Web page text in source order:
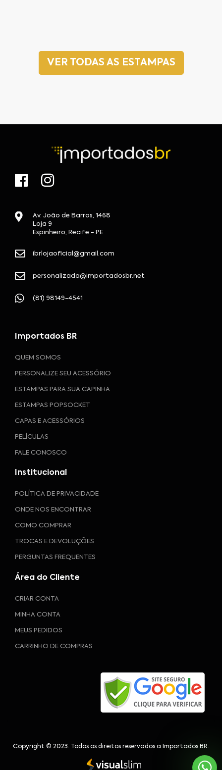
VER TODAS AS ESTAMPAS
Av. João de Barros, 1468
Loja 9
Espinheiro, Recife - PE
ibrlojaoficial@gmail.com
personalizada@importadosbr.net
(81) 98149-4541
Importados BR
QUEM SOMOS
PERSONALIZE SEU ACESSÓRIO
ESTAMPAS PARA SUA CAPINHA
ESTAMPAS POPSOCKET
CAPAS E ACESSÓRIOS
PELÍCULAS
FALE CONOSCO
Institucional
POLÍTICA DE PRIVACIDADE
ONDE NOS ENCONTRAR
COMO COMPRAR
TROCAS E DEVOLUÇÕES
PERGUNTAS FREQUENTES
Área do Cliente
CRIAR CONTA
MINHA CONTA
MEUS PEDIDOS
CARRINHO DE COMPRAS
Copyright © 2023. Todos os direitos reservados a Importados BR.